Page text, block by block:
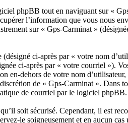
phpBB tout en naviguant sur «
l’information que vous nous
sur « Gps-Carminat »
ci-après par « votre nom
ci-après par « votre courriel »).
en-dehors de votre nom
de « Gps-Carminat ».
de courriel par le logiciel phpBB.
soit sécurisé. Cependant, il est
le soigneusement et en aucun